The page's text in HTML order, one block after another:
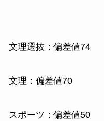
文理選抜：偏差値74
文理：偏差値70
スポーツ：偏差値50